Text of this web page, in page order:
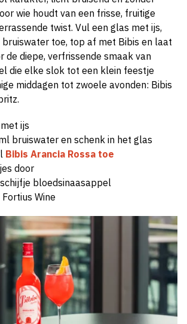
wie houdt van een frisse, fruitige
twist. Vul een glas met ijs,
toe, top af met Bibis en laat
de diepe, verfrissende smaak van
die elke slok tot een klein feestje
middagen tot zwoele avonden: Bibis
ijs
bruiswater en schenk in het glas
Bibis Arancia Rossa toe
door
bloedsinaasappel
Wine